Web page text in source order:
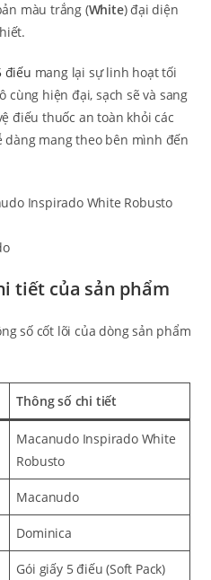
màu trắng (White) đại diện
điếu mang lại sự linh hoạt tối
cùng hiện đại, sạch sẽ và sang
điếu thuốc an toàn khỏi các
dàng mang theo bên mình đến
tiết của sản phẩm
số cốt lõi của dòng sản phẩm
Thông số chi tiết
Macanudo Inspirado White
Robusto
Macanudo
Dominica
Gói giấy 5 điếu (Soft Pack)